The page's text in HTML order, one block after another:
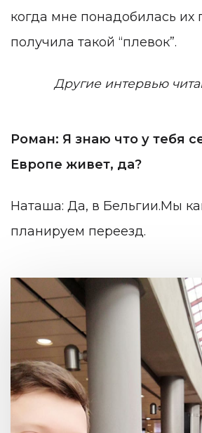
когда мне понадобилась их
получила такой “плевок”.
Другие интервью
Роман: Я знаю что у тебя
Европе живет, да?
Наташа: Да, в Бельгии.Мы
планируем переезд.